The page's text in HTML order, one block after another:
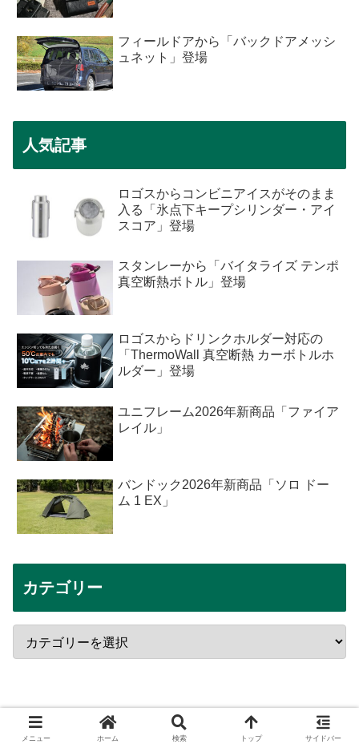
フィールドアから「バックドアメッシ
ュネット」登場
人気記事
ロゴスからコンビニアイスがそのまま
入る「氷点下キープシリンダー・アイ
スコア」登場
スタンレーから「バイタライズ テンポ
真空断熱ボトル」登場
ロゴスからドリンクホルダー対応の
「ThermoWall 真空断熱 カーボトルホ
ルダー」登場
ユニフレーム2026年新商品「ファイア
レイル」
バンドック2026年新商品「ソロ ドー
ム 1 EX」
カテゴリー
メニュー ホーム 検索 トップ サイドバー